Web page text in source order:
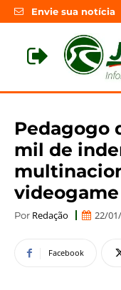
Envie sua notícia
Pedagogo
mil de
videogame
Por Redação 22/
Facebook